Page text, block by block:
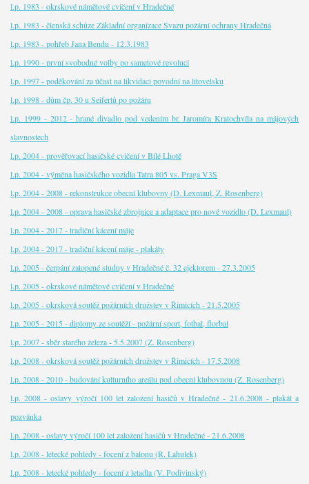
l.p. 1983 - okrskové námětové cvičení v Hradečné
l.p. 1983 - členská schůze Základní organizace Svazu požární ochrany Hradečná
l.p. 1983 - pohřeb Jana Bendu - 12.3.1983
l.p. 1990 - první svobodné volby po sametové revoluci
l.p. 1997 - poděkování za účast na likvidaci povodní na litovelsku
l.p. 1998 - dům čp. 30 u Seifertů po požáru
l.p. 1999 - 2012 - hrané divadlo pod vedením br. Jaromíra Kratochvíla na májových
slavnostech
l.p. 2004 - prověřovací hasičské cvičení v Bílé Lhotě
l.p. 2004 - výměna hasičského vozidla Tatra 805 vs. Praga V3S
l.p. 2004 - 2008 - rekonstrukce obecní klubovny (D. Lexmaul, Z. Rosenberg)
l.p. 2004 - 2008 - oprava hasičské zbrojnice a adaptace pro nové vozidlo (D. Lexmaul)
l.p. 2004 - 2017 - tradiční kácení máje
l.p. 2004 - 2017 - tradiční kácení máje - plakáty
l.p. 2005 - čerpání zatopené studny v Hradečné č. 32 ejektorem - 27.3.2005
l.p. 2005 - okrskové námětové cvičení v Hradečné
l.p. 2005 - okrsková soutěž požárních družstev v Řimicích - 21.5.2005
l.p. 2005 - 2015 - diplomy ze soutěží - požární sport, fotbal, florbal
l.p. 2007 - sběr starého železa - 5.5.2007 (Z. Rosenberg)
l.p. 2008 - okrsková soutěž požárních družstev v Řimicích - 17.5.2008
l.p. 2008 - 2010 - budování kulturního areálu pod obecní klubovnou (Z. Rosenberg)
l.p. 2008 - oslavy výročí 100 let založení hasičů v Hradečné - 21.6.2008 - plakát a
pozvánka
l.p. 2008 - oslavy výročí 100 let založení hasičů v Hradečné - 21.6.2008
l.p. 2008 - letecké pohledy - focení z balonu (R. Lahulek)
l.p. 2008 - letecké pohledy - focení z letadla (V. Podivinský)